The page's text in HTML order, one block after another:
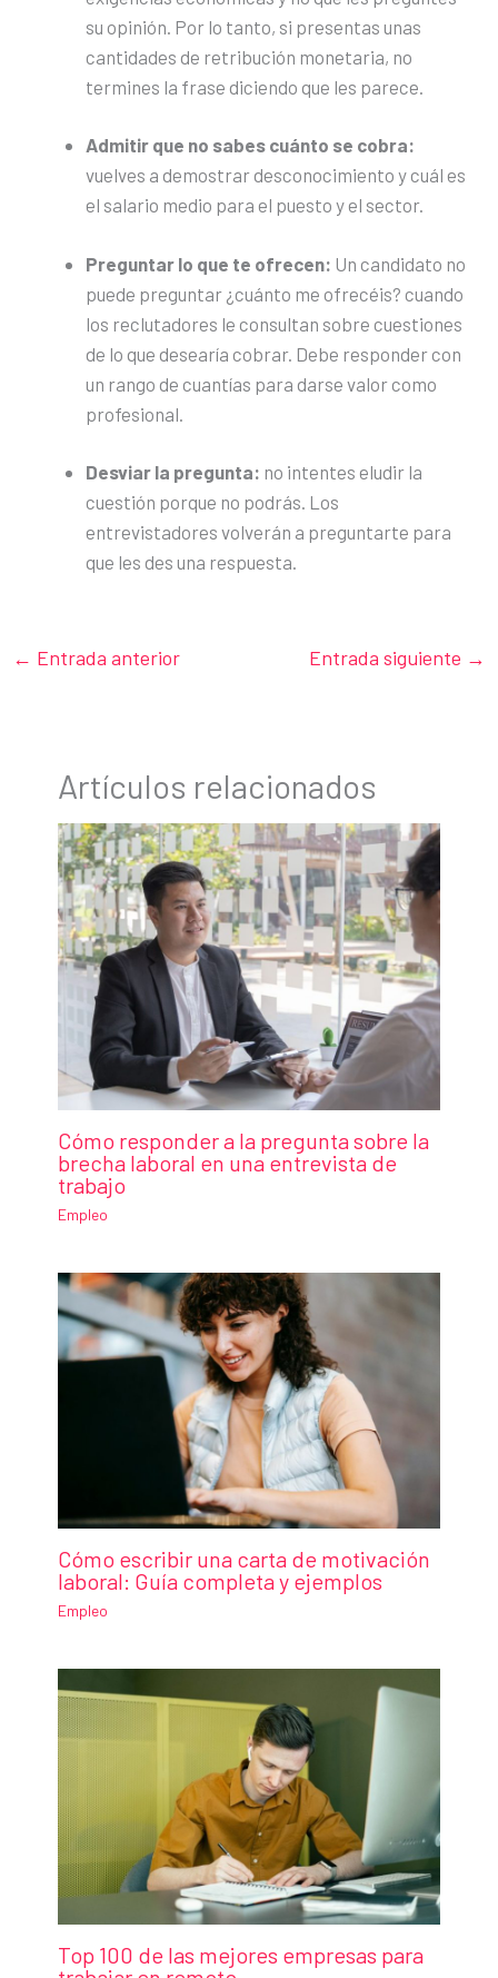
su opinión. Por lo tanto, si presentas unas
cantidades de retribución monetaria, no
termines la frase diciendo que les parece.
Admitir que no sabes cuánto se cobra:
vuelves a demostrar desconocimiento y cuál es
el salario medio para el puesto y el sector.
Preguntar lo que te ofrecen: Un candidato no
puede preguntar ¿cuánto me ofrecéis? cuando
los reclutadores le consultan sobre cuestiones
de lo que desearía cobrar. Debe responder con
un rango de cuantías para darse valor como
profesional.
Desviar la pregunta: no intentes eludir la
cuestión porque no podrás. Los
entrevistadores volverán a preguntarte para
que les des una respuesta.
← Entrada anterior Entrada siguiente →
Artículos relacionados
Cómo responder a la pregunta sobre la
brecha laboral en una entrevista de
trabajo
Empleo
Cómo escribir una carta de motivación
laboral: Guía completa y ejemplos
Empleo
Top 100 de las mejores empresas para